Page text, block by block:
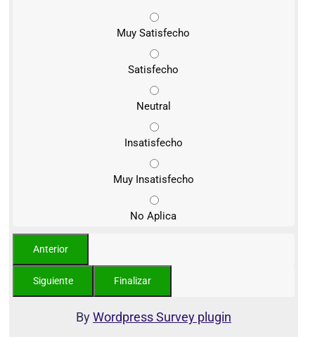
Muy Satisfecho
Satisfecho
Neutral
Insatisfecho
Muy Insatisfecho
No Aplica
ByWordpress Survey plugin